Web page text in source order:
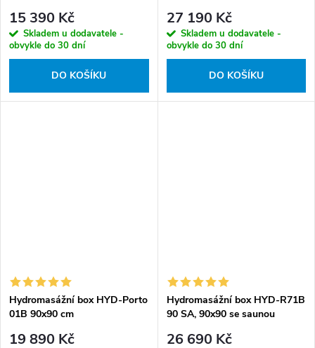
15 390 Kč
Skladem u dodavatele -
obvykle do 30 dní
DO KOŠÍKU
27 190 Kč
Skladem u dodavatele -
obvykle do 30 dní
DO KOŠÍKU
Hydromasážní box HYD-Porto
01B 90x90 cm
19 890 Kč
Hydromasážní box HYD-R71B
90 SA, 90x90 se saunou
26 690 Kč